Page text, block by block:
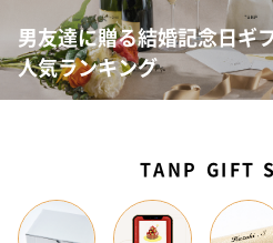
男友達に贈る結婚記念日ギ
人気ランキング
TANP GIFT